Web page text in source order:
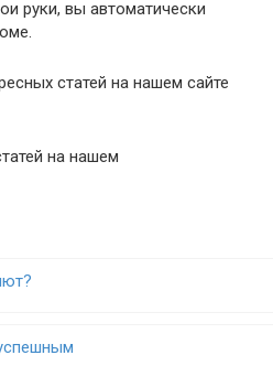
руки, вы автоматически
статей на нашем сайте
на нашем